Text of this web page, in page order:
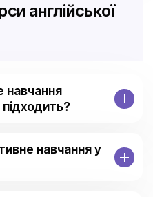
англійської
навчання
підходить?
навчання у